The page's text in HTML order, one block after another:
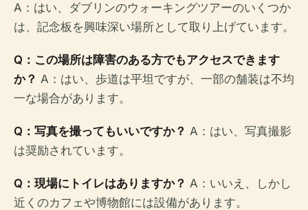
A：はい、ダブリンのウォーキングツアーのいくつか
は、記念板を興味深い場所として取り上げています。
Q：この場所は障害のある方でもアクセスできます
か？ A：はい、歩道は平坦ですが、一部の舗装は不均
一な場合があります。
Q：写真を撮ってもいいですか？ A：はい、写真撮影
は奨励されています。
Q：現場にトイレはありますか？ A：いいえ、しかし
近くのカフェや博物館には設備があります。